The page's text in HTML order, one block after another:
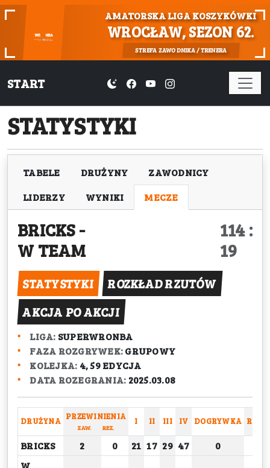
AMATORSKA LIGA KOSZYKÓWKI
WROCŁAW, SEZON 62.
STREFA ZAWODNIKA / TRENERA
START
STATYSTYKI
TABELE DRUŻYNY
ZAWODNICY
LIDERZY
WYNIKI MECZE
BRICKS-
W TEAM
114 :
19
STATYSTYKI
ROZKŁAD RZUTÓW
AKCJA PO AKCJI
LIGA: SUPERWRONBA
FAZA ROZGRYWEK:GRUPOWY
KOLEJKA: 4, 59 EDYCJA
DATA ROZEGRANIA: 2025.03.08
DRUŻYNA PRZEWINIENIA
ZAW. REZ.
I II III IV DOGRYWKA
BRICKS 2 0 21 17 29 47 0
W